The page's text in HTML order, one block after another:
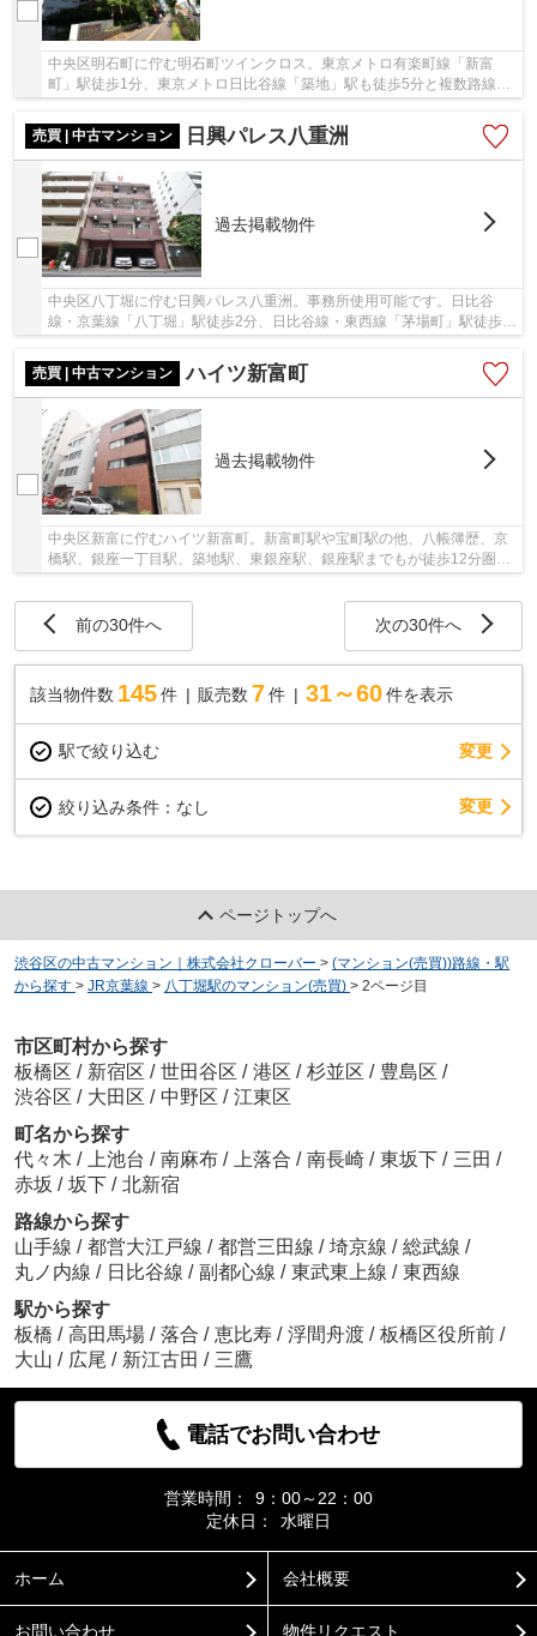
中央区明石町に佇む明石町ツインクロス。東京メトロ有楽町線「新富
町」駅徒歩1分、東京メトロ日比谷線「築地」駅も徒歩5分と複数路線利
売買 | 中古マンション
日興パレス八重洲
過去掲載物件
中央区八丁堀に佇む日興パレス八重洲。事務所使用可能です。日比谷
線・京葉線「八丁堀」駅徒歩2分、日比谷線・東西線「茅場町」駅徒歩5
売買 | 中古マンション
ハイツ新富町
過去掲載物件
中央区新富に佇むハイツ新富町。新富町駅や宝町駅の他、八帳簿歴、京
橋駅、銀座一丁目駅、築地駅、東銀座駅、銀座駅までもが徒歩12分圏内
前の30件へ 次の30件へ
該当物件数 145件 販売数 7 件 31～60 件を表示
駅で絞り込む 変更
絞り込み条件： なし 変更
ページトップへ
渋谷区の中古マンション｜株式会社クローバー > (マンション(売買))路線・駅
から探す > JR京葉線 > 八丁堀駅のマンション(売買) > 2ページ目
市区町村から探す
板橋区 / 新宿区 / 世田谷区 / 港区 / 杉並区 / 豊島区 /
渋谷区 / 大田区 / 中野区 / 江東区
町名から探す
代々木 / 上池台 / 南麻布 / 上落合 / 南長崎 / 東坂下 / 三田 /
赤坂 / 坂下 / 北新宿
路線から探す
山手線 / 都営大江戸線 / 都営三田線 / 埼京線 / 総武線 /
丸ノ内線 / 日比谷線 / 副都心線 / 東武東上線 / 東西線
駅から探す
板橋 / 高田馬場 / 落合 / 恵比寿 / 浮間舟渡 / 板橋区役所前 /
大山 / 広尾 / 新江古田 / 三鷹
電話でお問い合わせ
営業時間：
9：00～22：00
定休日：
水曜日
ホーム 会社概要
お問い合わせ 物件リクエスト